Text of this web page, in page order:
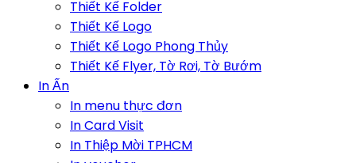
Thiết Kế Folder
Thiết Kế Logo
Thiết Kế Logo Phong Thủy
Thiết Kế Flyer, Tờ Rơi, Tờ Bướm
In Ấn
In menu thực đơn
In Card Visit
In Thiệp Mời TPHCM